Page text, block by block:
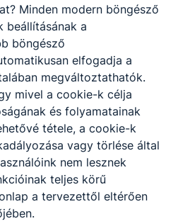
Minden modern böngésző
beállításának a
böngésző
elfogadja a
megváltoztathatók.
mivel a cookie-k célja
és folyamatainak
tétele, a cookie-k
vagy törlése által
nem lesznek
teljes körű
a tervezettől eltérően